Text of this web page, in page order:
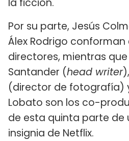
la ficción.
Por su parte, Jesús
Álex Rodrigo conforman
directores, mientras
Santander (head writer
(director de fotografía)
Lobato son los co-
de esta quinta parte de
insignia de Netflix.